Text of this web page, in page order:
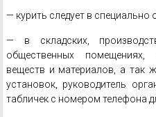
— курить следует в специально
— в складских,
общественных помещениях,
веществ и материалов, а так
установок, руководитель
табличек с номером телефона